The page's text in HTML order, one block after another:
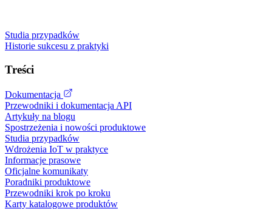
Studia przypadków
Historie sukcesu z praktyki
Treści
Dokumentacja
Przewodniki i dokumentacja API
Artykuły na blogu
Spostrzeżenia i nowości produktowe
Studia przypadków
Wdrożenia IoT w praktyce
Informacje prasowe
Oficjalne komunikaty
Poradniki produktowe
Przewodniki krok po kroku
Karty katalogowe produktów